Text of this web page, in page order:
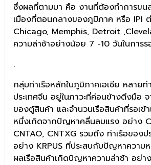
ซึ่งผลที่ตามมา คือ งานที่ต้องทำการขน
เมืองที่ตอนกลางของภูมิภาค หรือ IPI
Chicago, Memphis, Detroit
ความล่าช้าอย่างน้อย 7 -10 วันในการ
.
กลุ่มท่าเรือหลักในภูมิภาคเอเชีย หลาย
ประเทศจีน อยู่ในภาวะที่ค่อนข้างตึงมือ
ของตู้สินค้า และจำนวนเรือสินค้าที่รอเ
หนึ่งเกิดจากปัญหาคลื่นลมแรง อย่าง
CNTAO, CNTXG รวมถึง ท่าเรือของป
อย่าง KRPUS ที่ประสบกับปัญหาความ
ผลเรือสินค้าเกิดปัญหาความล่าช้า อย่